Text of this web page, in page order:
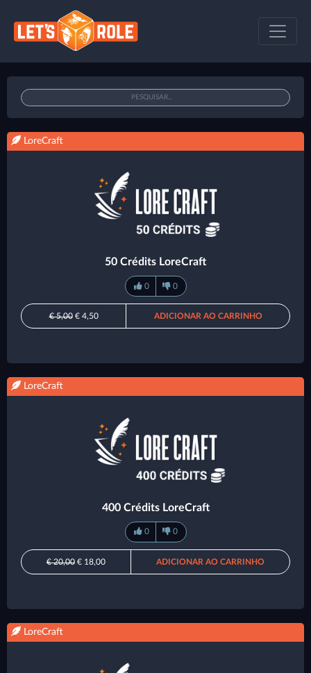
LoreCraft
50 Crédits LoreCraft
0 0
€ 5,00€ 4,50 ADICIONAR AO CARRINHO
LoreCraft
400 Crédits LoreCraft
0 0
€ 20,00 € 18,00 ADICIONAR AO CARRINHO
LoreCraft